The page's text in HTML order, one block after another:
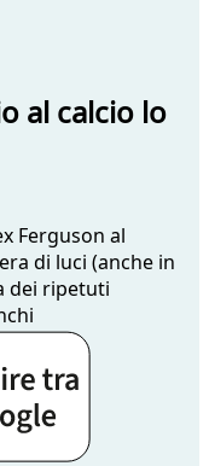
al calcio lo
Ferguson al
di luci (anche in
dei ripetuti